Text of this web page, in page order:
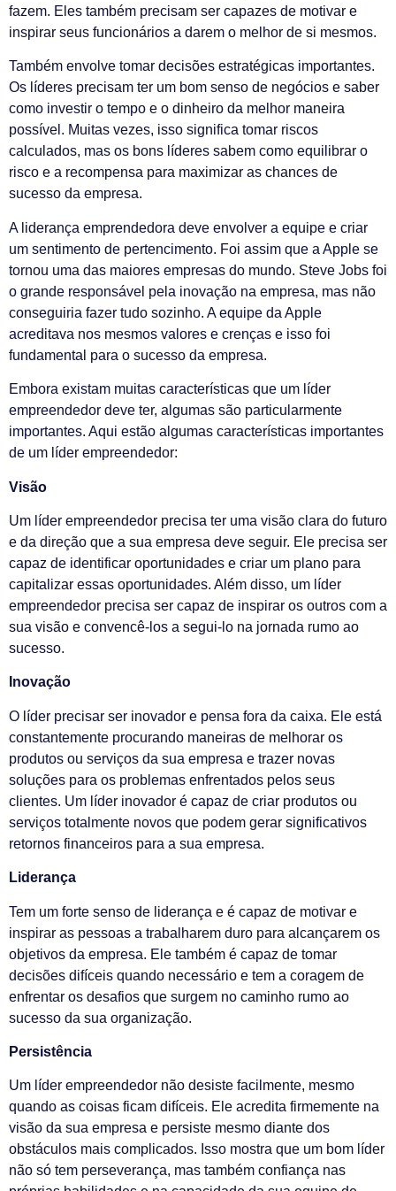
fazem. Eles também precisam ser capazes de motivar e
inspirar seus funcionários a darem o melhor de si mesmos.
Também envolve tomar decisões estratégicas importantes.
Os líderes precisam ter um bom senso de negócios e saber
como investir o tempo e o dinheiro da melhor maneira
possível. Muitas vezes, isso significa tomar riscos
calculados, mas os bons líderes sabem como equilibrar o
risco e a recompensa para maximizar as chances de
sucesso da empresa.
A liderança emprendedora deve envolver a equipe e criar
um sentimento de pertencimento. Foi assim que a Apple se
tornou uma das maiores empresas do mundo. Steve Jobs foi
o grande responsável pela inovação na empresa, mas não
conseguiria fazer tudo sozinho. A equipe da Apple
acreditava nos mesmos valores e crenças e isso foi
fundamental para o sucesso da empresa.
Embora existam muitas características que um líder
empreendedor deve ter, algumas são particularmente
importantes. Aqui estão algumas características importantes
de um líder empreendedor:
Visão
Um líder empreendedor precisa ter uma visão clara do futuro
e da direção que a sua empresa deve seguir. Ele precisa ser
capaz de identificar oportunidades e criar um plano para
capitalizar essas oportunidades. Além disso, um líder
empreendedor precisa ser capaz de inspirar os outros com a
sua visão e convencê-los a segui-lo na jornada rumo ao
sucesso.
Inovação
O líder precisar ser inovador e pensa fora da caixa. Ele está
constantemente procurando maneiras de melhorar os
produtos ou serviços da sua empresa e trazer novas
soluções para os problemas enfrentados pelos seus
clientes. Um líder inovador é capaz de criar produtos ou
serviços totalmente novos que podem gerar significativos
retornos financeiros para a sua empresa.
Liderança
Tem um forte senso de liderança e é capaz de motivar e
inspirar as pessoas a trabalharem duro para alcançarem os
objetivos da empresa. Ele também é capaz de tomar
decisões difíceis quando necessário e tem a coragem de
enfrentar os desafios que surgem no caminho rumo ao
sucesso da sua organização.
Persistência
Um líder empreendedor não desiste facilmente, mesmo
quando as coisas ficam difíceis. Ele acredita firmemente na
visão da sua empresa e persiste mesmo diante dos
obstáculos mais complicados. Isso mostra que um bom líder
não só tem perseverança, mas também confiança nas